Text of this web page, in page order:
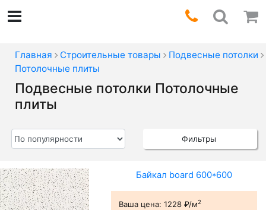
Главная Строительные товары
Подвесные потолки
Потолочные плиты
Подвесные потолки Потолочные
плиты
Фильтры
Байкал board 600*600
Ваша цена: 1228 ₽/м2